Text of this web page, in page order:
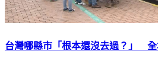
台灣哪縣市「根本還沒去過？」 全